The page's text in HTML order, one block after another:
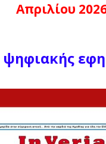
Απριλίου
ψηφιακής